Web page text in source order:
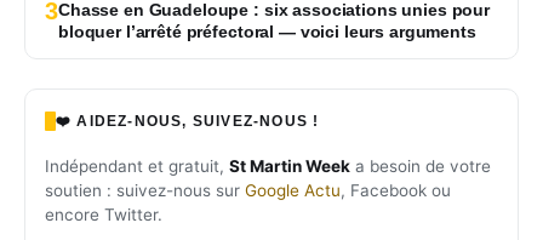
3Chasse en Guadeloupe : six associations unies pour
bloquer l’arrêté préfectoral — voici leurs arguments
❤️ AIDEZ-NOUS, SUIVEZ-NOUS !
Indépendant et gratuit, St Martin Week a besoin de votre
soutien : suivez-nous sur Google Actu, Facebook ou
encore Twitter.